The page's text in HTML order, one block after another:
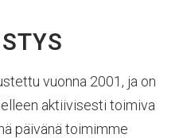
vuonna 2001, ja on
aktiivisesti toimiva
päivänä toimimme